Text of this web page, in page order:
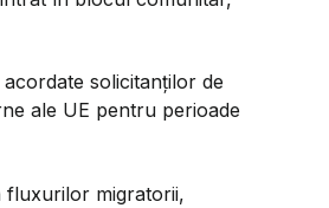
solicitanților de
ale UE pentru perioade
fluxurilor migratorii,